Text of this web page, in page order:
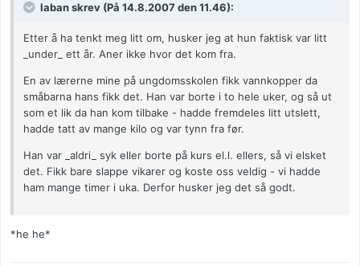
laban skrev (På 14.8.2007 den 11.46):
Etter å ha tenkt meg litt om, husker jeg at hun faktisk var litt
_under_ ett år. Aner ikke hvor det kom fra.
En av lærerne mine på ungdomsskolen fikk vannkopper da
småbarna hans fikk det. Han var borte i to hele uker, og så ut
som et lik da han kom tilbake - hadde fremdeles litt utslett,
hadde tatt av mange kilo og var tynn fra før.
Han var _aldri_ syk eller borte på kurs el.l. ellers, så vi elsket
det. Fikk bare slappe vikarer og koste oss veldig - vi hadde
ham mange timer i uka. Derfor husker jeg det så godt.
*he he*